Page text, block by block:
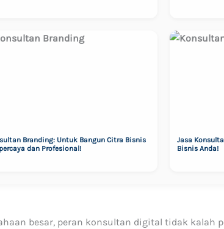
Branding: Untuk Bangun Citra Bisnis
dan Profesional!
Jasa
Bisnis Anda!
besar, peran konsultan digital tidak kalah